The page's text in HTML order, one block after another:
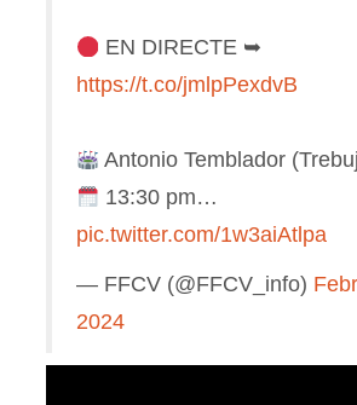
EN DIRECTE ➥
https://t.co/jmlpPexdvB
Antonio Temblador
13:30 pm…
pic.twitter.com/1w3aiAtlpa
— FFCV (@FFCV_info)
2024